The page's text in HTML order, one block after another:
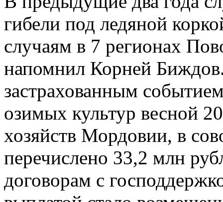
гибели под ледяной
случаям в 7 регионах
напомнил Корней
застрахованным
озимых культур весной
хозяйств Мордовии, в
перечислено 33,2 млн
договорам с